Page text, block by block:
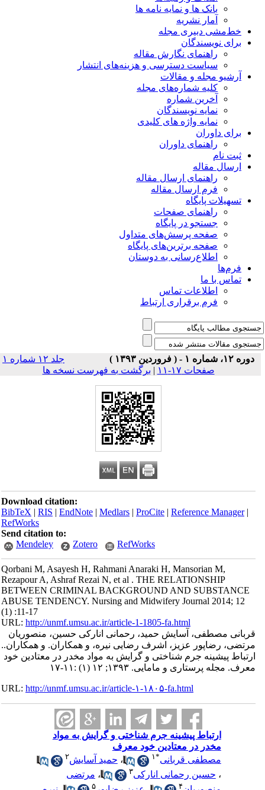
بانک ها و نمایه نامه ها
آمار نشریه
خط‌مشی دبیری مجله
برای نویسندگان
راهنمای نگارش مقاله
سیاست دسترسی و هزینه‌های انتشار
آرشیو مجله و مقالات
کلیه شماره‌های مجله
آخرین شماره
نمایه نویسندگان
نمایه واژه های کلیدی
برای داوران
راهنمای داوران
ثبت نام
ارسال مقاله
راهنمای ارسال مقاله
فرم ارسال مقاله
تسهیلات پایگاه
راهنمای صفحات
جستجو در پایگاه
صفحه پرسش‌های متداول
صفحه برترین‌های پایگاه
اطلاع‌رسانی به دوستان
فرم‌ها
تماس با ما
اطلاعات تماس
فرم برقراری ارتباط
دوره ۱۲، شماره ۱ - ( فروردین ۱۳۹۳ )
جلد ۱۲ شماره ۱
صفحات ۱۷-۱۱
| برگشت به فهرست نسخه ها
Download citation:
BibTeX|RIS|EndNote|Medlars|ProCite|Reference Manager
RefWorks
Send citation to:
Mendeley
Zotero RefWorks
Qorbani M, Asayesh H, Rahmani Anaraki H, Mansorian M,
Rezapour A, Ashraf Rezai N, et al . THE RELATIONSHIP
BETWEEN CRIMINAL BACKGROUND AND SUBSTANCE
ABUSE TENDENCY. Nursing and Midwifery Journal 2014; 12
(1) :11-17
URL:http://unmf.umsu.ac.ir/article-1-1805-fa.html
قربانی مصطفی، آسایش حمید، رحمانی انارکی حسین، منصوریان
مرتضی، رضاپور عزیز، اشرف رضایی نیره، و همکاران. و همکاران..
ارتباط پیشینه جرم شناختی و گرایش به مواد مخدر در معتادین خود
معرف. مجله پرستاری و مامایی. ۱۳۹۳; ۱۲ (۱) :۱۱-۱۷
URL:http://unmf.umsu.ac.ir/article-۱-۱۸۰۵-fa.html
ارتباط پیشینه جرم شناختی و گرایش به مواد
مخدر در معتادین خود معرف
مصطفی قربانی
۱ ،حمید آسایش۲
حسین رحمانی انارکی ،مرتضی
۴